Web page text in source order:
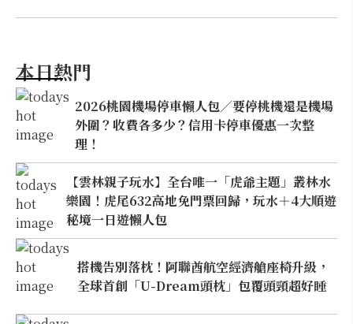
本日熱門
2026桃園機場停車懶人包／要停桃機還是機場
外圍？收費各多少？信用卡停車優惠一次整
理！
【雲林親子玩水】全台唯一「虎爺主題」叢林水
樂園！虎尾632高地免門票回歸，玩水＋4大順遊
秘境一日遊懶人包
搭機告別落枕！阿聯酋航空經濟艙座椅升級，
全球首創「U-Dream頭枕」包覆頭頸超好睡